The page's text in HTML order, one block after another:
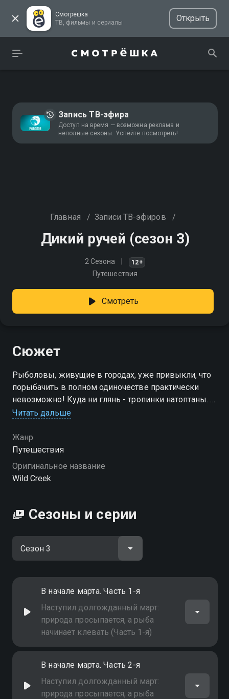
Смотрёшка
ТВ, фильмы и сериалы
Открыть
Запись ТВ-эфира
Доступ на время — возможна реклама и
неполные сезоны. Успейте посмотреть!
Главная / Записи ТВ-эфиров /
Дикий ручей (сезон 3)
2 Сезона 12+
Путешествия
Смотреть
Сюжет
Рыболовы, живущие в городах, уже привыкли, что
порыбачить в полном одиночестве практически
невозможно! Куда ни глянь - тропинки натоптаны. А
как же хочется прийти на речку со знанием того, что
своей приманки
Посмотреть онлайн 3 сезон сериала Дикий ручей вы
можете совершенно бесплатно в хорошем HD
Читать дальше
Жанр
Путешествия
Оригинальное название
Wild Creek
Сезоны и серии
В начале марта. Часть 1-я
Наступил долгожданный март:
природа просыпается, а рыба
начинает клевать (Часть 1-я)
В начале марта. Часть 2-я
Наступил долгожданный март:
природа просыпается, а рыба